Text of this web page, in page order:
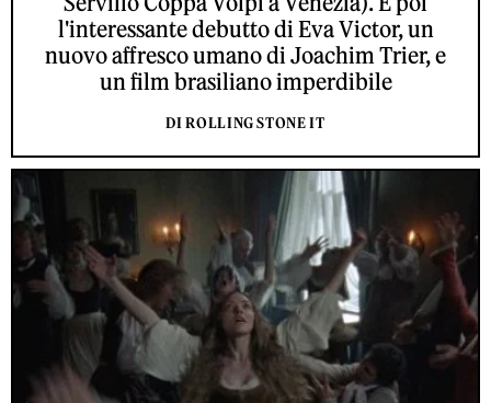
l'interessante debutto di Eva Victor, un
nuovo affresco umano di Joachim Trier, e
un film brasiliano imperdibile
DI ROLLING STONE IT